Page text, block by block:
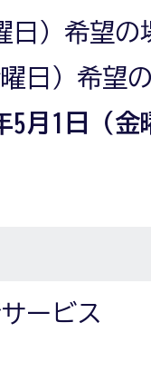
日）希望
日）希望
月1日（金
ービス